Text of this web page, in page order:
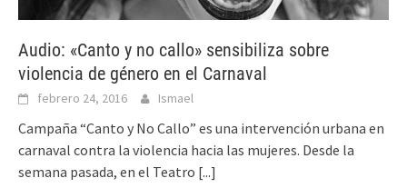
Audio: «Canto y no callo» sensibiliza sobre
violencia de género en el Carnaval
febrero 24, 2016 Ismael
Campaña “Canto y No Callo” es una intervención urbana en
carnaval contra la violencia hacia las mujeres. Desde la
semana pasada, en el Teatro [...]